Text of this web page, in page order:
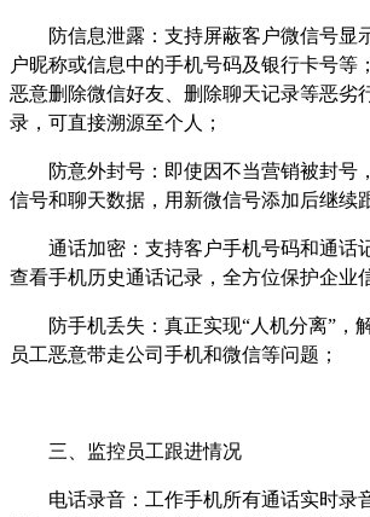
防信息泄露：支持屏蔽客户微信号显
户昵称或信息中的手机号码及银行卡号等
恶意删除微信好友、删除聊天记录等恶劣
录，可直接溯源至个人；
防意外封号：即使因不当营销被封号
信号和聊天数据，用新微信号添加后继续
通话加密：支持客户手机号码和通话
查看手机历史通话记录，全方位保护企业
防手机丢失：真正实现“人机分离”，
员工恶意带走公司手机和微信等问题；
三、监控员工跟进情况
电话录音：工作手机所有通话实时录